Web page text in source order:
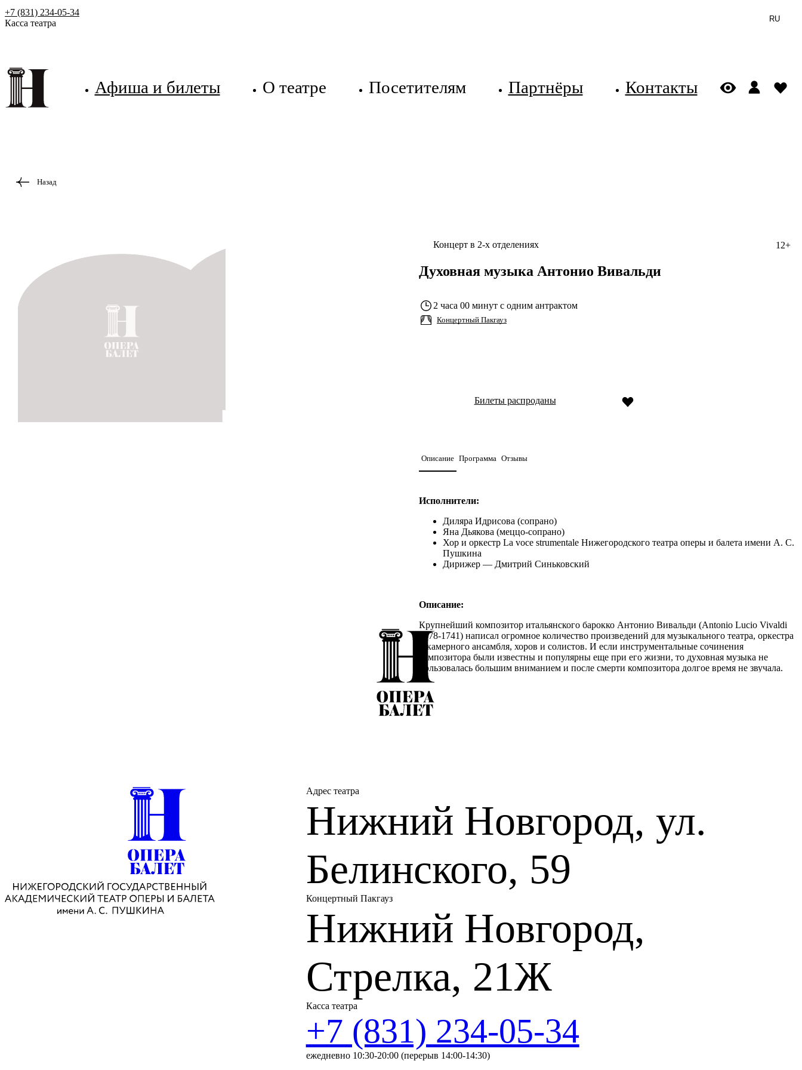
+7 (831) 234-05-34
Касса театра
RU
Афиша и билеты О театре Посетителям Партнёры Контакты
Назад
Концерт в 2-х отделениях 12+
Духовная музыка Антонио Вивальди
2 часа 00 минут с одним антрактом
Концертный Пакгауз
Билеты распроданы
Описание Программа Отзывы
Исполнители:
Диляра Идрисова (сопрано)
Яна Дьякова (меццо-сопрано)
Хор и оркестр La voce strumentale Нижегородского театра оперы и балета имени А. С.
Пушкина
Дирижер — Дмитрий Синьковский
Описание:
Крупнейший композитор итальянского барокко Антонио Вивальди (Antonio Lucio Vivaldi
1678-1741) написал огромное количество произведений для музыкального театра, оркестра
и камерного ансамбля, хоров и солистов. И если инструментальные сочинения
композитора были известны и популярны еще при его жизни, то духовная музыка не
пользовалась большим вниманием и после смерти композитора долгое время не звучала.
Только в 20-е годы XX века, после обнаружения итальянским музыковедом Альберто
Джентили почти 30 томов рукописей Вивальди, она стала достоянием слушателей.
29 января 2026 года на сцене Концертного Пакгауза в исполнении Диляры Идрисовой и
исполнительством, а еще писать для «Pio Ospedale» в год по две мессы, в месяц по два
мотета и другие сочинения для церковной службы и иных событий. Находившиеся в
приюте девушки получали прекрасное музыкальное образование и успешно исполняли
произведения своего наставника.
Gloria RV 589 — одно из самых известных и репертуарных сочинений Вивальди — была
создана для «Pio Ospedale della Pietà». Интересно, что в это же время композитор написал
еще две Gloria — RV 588 и RV 590. Первая из них практически не исполняется, а вторая
считается утраченной. Поэтому RV 589 обычно называют просто Gloria, без уточнения
Петера Рема. Цикл из 12 номеров для солистов, хора и оркестра на канонические тексты
отличается от традиционной храмовой музыки — сдержанной и сурово-возвышенной. В
каждой части Gloria, словно в оперной арии, звучит ликующий, страдающий, страстный
человеческий голос.
Мотет появился в Европе в XIII веке. Его родиной стала средневековая Франция,
композиторы которой сформировали уникальный жанр вокального искусства — духовный
и светский одновременно. Мотеты, как правило, исполнялись в паузы церковной службы и
сочинялись на латинские нелитургические тексты. Кстати, французский музыкальный
присутствии простых людей, потому что они не замечают его тонкости и не получают
удовольствия от его прослушивания. Его следует исполнять в присутствии образованных
людей и тех, кто ищет тонкости в искусстве».
Антонио Вивальди написал 52 мотета, которые британский музыковед Денис Арнольд
Адрес театра
Нижний Новгород, ул.
Белинского, 59
Концертный Пакгауз
Нижний Новгород,
Стрелка, 21Ж
Касса театра
+7 (831) 234-05-34
ежедневно 10:30-20:00 (перерыв 14:00-14:30)